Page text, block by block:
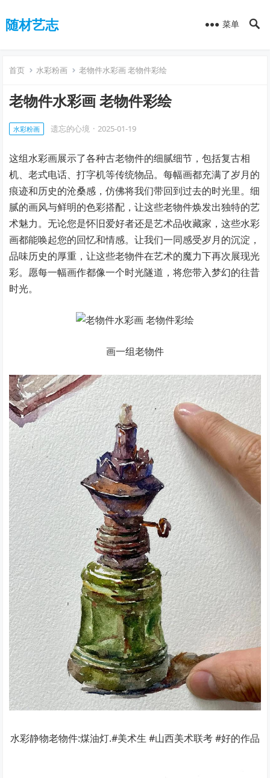
随材艺志 菜单
首页 水彩粉画 老物件水彩画 老物件彩绘
老物件水彩画 老物件彩绘
水彩粉画 遗忘的心境 · 2025-01-19
这组水彩画展示了各种古老物件的细腻细节，包括复古相
机、老式电话、打字机等传统物品。每幅画都充满了岁月的
痕迹和历史的沧桑感，仿佛将我们带回到过去的时光里。细
腻的画风与鲜明的色彩搭配，让这些老物件焕发出独特的艺
术魅力。无论您是怀旧爱好者还是艺术品收藏家，这些水彩
画都能唤起您的回忆和情感。让我们一同感受岁月的沉淀，
品味历史的厚重，让这些老物件在艺术的魔力下再次展现光
彩。愿每一幅画作都像一个时光隧道，将您带入梦幻的往昔
时光。
画一组老物件
水彩静物老物件:煤油灯.#美术生 #山西美术联考 #好的作品